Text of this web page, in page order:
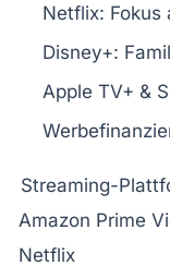
Netflix: Fokus
Disney+:
Apple TV+ &
Streaming-
Amazon Prime
Netflix